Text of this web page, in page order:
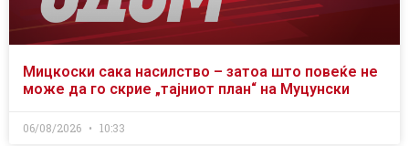
Мицкоски сака насилство – затоа што повеќе не
може да го скрие „тајниот план“ на Муцунски
06/08/2026 10:33